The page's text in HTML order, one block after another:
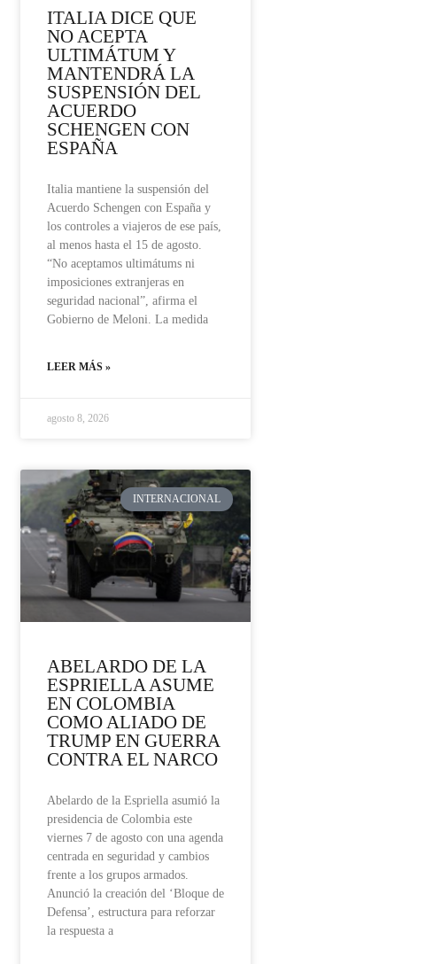
ITALIA DICE QUE
NO ACEPTA
ULTIMÁTUM Y
MANTENDRÁ LA
SUSPENSIÓN DEL
ACUERDO
SCHENGEN CON
ESPAÑA
Italia mantiene la suspensión del
Acuerdo Schengen con España y
los controles a viajeros de ese país,
al menos hasta el 15 de agosto.
“No aceptamos ultimátums ni
imposiciones extranjeras en
seguridad nacional”, afirma el
Gobierno de Meloni. La medida
LEER MÁS »
agosto 8, 2026
INTERNACIONAL
ABELARDO DE LA
ESPRIELLA ASUME
EN COLOMBIA
COMO ALIADO DE
TRUMP EN GUERRA
CONTRA EL NARCO
Abelardo de la Espriella asumió la
presidencia de Colombia este
viernes 7 de agosto con una agenda
centrada en seguridad y cambios
frente a los grupos armados.
Anunció la creación del ‘Bloque de
Defensa’, estructura para reforzar
la respuesta a